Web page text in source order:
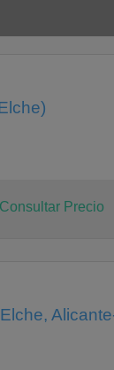
Consultar Precio